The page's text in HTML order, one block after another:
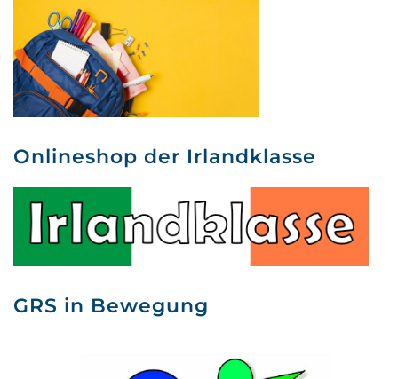
Onlineshop der Irlandklasse
GRS in Bewegung